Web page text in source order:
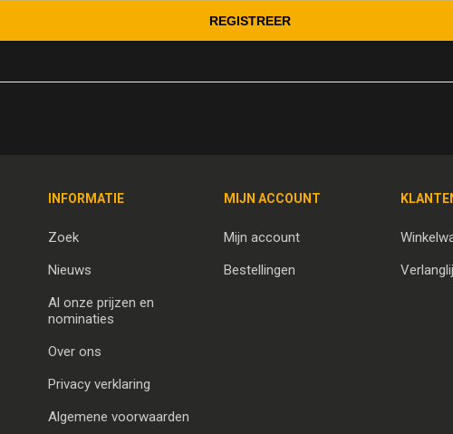
INFORMATIE
Zoek
Nieuws
Al onze prijzen en
nominaties
Over ons
Privacy verklaring
Algemene voorwaarden
MIJN ACCOUNT
Mijn account
Bestellingen